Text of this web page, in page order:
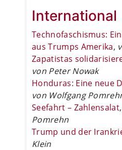
International
Technofaschismus:
aus Trumps Amerika,
Zapatistas
von Peter Nowak
Honduras: Eine neue
von Wolfgang
Seefahrt – Zahlensalat,
Pomrehn
Trump und der
Klein